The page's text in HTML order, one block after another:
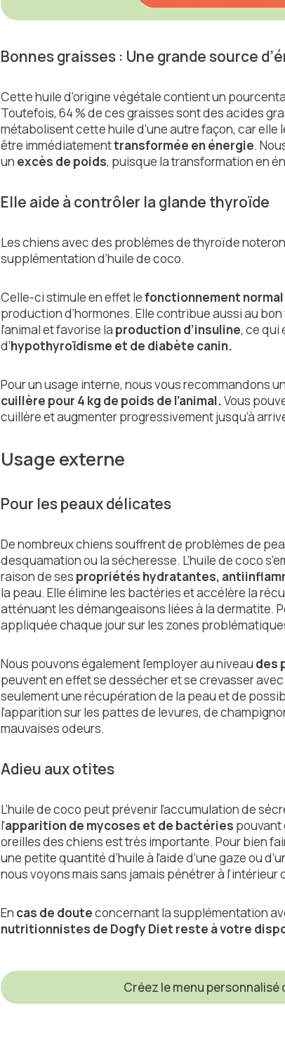
Bonnes graisses : Une grande source
Cette huile d’origine végétale contient un
Toutefois, 64 % de ces graisses sont des acides
métabolisent cette huile d’une autre façon, car
être immédiatementtransformée en énergie.
un excès de poids, puisque la transformation en
Elle aide à contrôler la glande thyroïde
Les chiens avec des problèmes de thyroïde
supplémentation d’huile de coco.
Celle-ci stimule en effet lefonctionnement
production d’hormones. Elle contribue aussi au
l’animal et favorise la production d’insuline, ce qui
d’hypothyroïdisme et de diabète canin.
Pour un usage interne, nous vous recommandons
cuillère pour 4 kg de poids de l’animal.Vous
cuillère et augmenter progressivement jusqu’à
Usage externe
Pour les peaux délicates
De nombreux chiens souffrent de problèmes de
desquamation ou la sécheresse. L’huile de coco
raison de ses propriétés hydratantes,
la peau. Elle élimine les bactéries et accélère la
atténuant les démangeaisons liées à la dermatite.
appliquée chaque jour sur les zones
Nous pouvons également l’employer au niveau des
peuvent en effet se dessécher et se crevasser
seulement une récupération de la peau et de
l’apparition sur les pattes de levures, de
mauvaises odeurs.
Adieu aux otites
L’huile de coco peut prévenir l’accumulation de
l’apparition de mycoses et de bactéries pouvant
oreilles des chiens est très importante. Pour bien
une petite quantité d’huile à l’aide d’une gaze ou
nous voyons mais sans jamais pénétrer à l’intérieur
En cas de douteconcernant la supplémentation
nutritionnistes de Dogfy Diet reste à votre
Créez le menu personnalisé